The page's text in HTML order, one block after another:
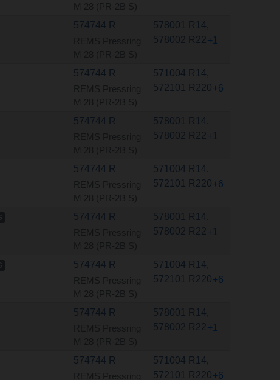
574744 R 578001 R14,
578002 R22+1
574744 R 571004 R14,
572101 R220+6
574744 R 578001 R14,
578002 R22+1
574744 R 571004 R14,
572101 R220+6
574744 R 578001 R14,
578002 R22+1
574744 R 571004 R14,
572101 R220+6
574744 R 578001 R14,
578002 R22+1
574744 R 571004 R14,
572101 R220+6